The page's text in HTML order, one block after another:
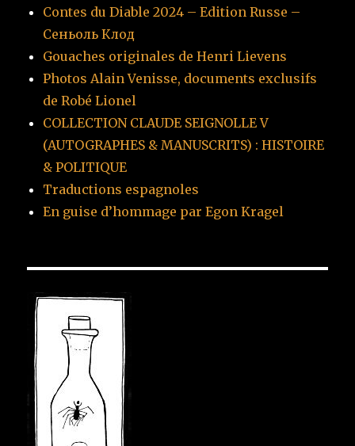
Contes du Diable 2024 – Edition Russe –
Сеньоль Клод
Gouaches originales de Henri Lievens
Photos Alain Venisse, documents exclusifs
de Robé Lionel
COLLECTION CLAUDE SEIGNOLLE V
(AUTOGRAPHES & MANUSCRITS) : HISTOIRE
& POLITIQUE
Traductions espagnoles
En guise d’hommage par Egon Kragel